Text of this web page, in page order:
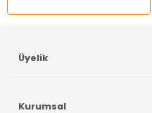
Üyelik
Kurumsal